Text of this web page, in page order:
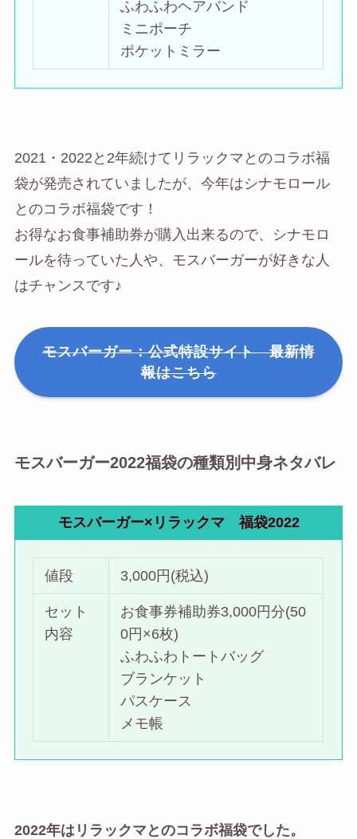
ふわふわヘアバンド
ミニポーチ
ポケットミラー
2021・2022と2年続けてリラックマとのコラボ福
袋が発売されていましたが、今年はシナモロール
とのコラボ福袋です！
お得なお食事補助券が購入出来るので、シナモロ
ールを待っていた人や、モスバーガーが好きな人
はチャンスです♪
モスバーガー：公式特設サイト 最新情
報はこちら
モスバーガー2022福袋の種類別中身ネタバレ
モスバーガー×リラックマ 福袋2022
値段 3,000円(税込)
セット
内容
お食事券補助券3,000円分(50
0円×6枚)
ふわふわトートバッグ
ブランケット
パスケース
メモ帳
2022年はリラックマとのコラボ福袋でした。